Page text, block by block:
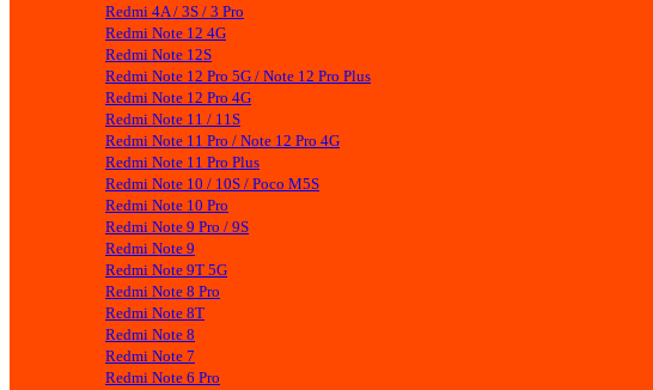
Redmi 4A / 3S / 3 Pro
Redmi Note 12 4G
Redmi Note 12S
Redmi Note 12 Pro 5G / Note 12 Pro Plus
Redmi Note 12 Pro 4G
Redmi Note 11 / 11S
Redmi Note 11 Pro / Note 12 Pro 4G
Redmi Note 11 Pro Plus
Redmi Note 10 / 10S / Poco M5S
Redmi Note 10 Pro
Redmi Note 9 Pro / 9S
Redmi Note 9
Redmi Note 9T 5G
Redmi Note 8 Pro
Redmi Note 8T
Redmi Note 8
Redmi Note 7
Redmi Note 6 Pro